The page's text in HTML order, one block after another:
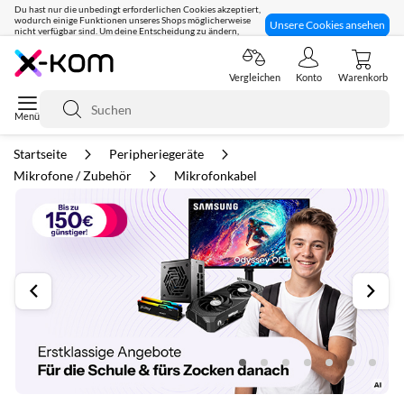
Du hast nur die unbedingt erforderlichen Cookies akzeptiert,
wodurch einige Funktionen unseres Shops möglicherweise
nicht verfügbar sind. Um deine Entscheidung zu ändern,
Unsere Cookies ansehen
Seit 8 Jahren für dich da!
Suche
Vergleichen Konto Warenkorb
Startseite
Peripheriegeräte
Mikrofone / Zubehör
Mikrofonkabel